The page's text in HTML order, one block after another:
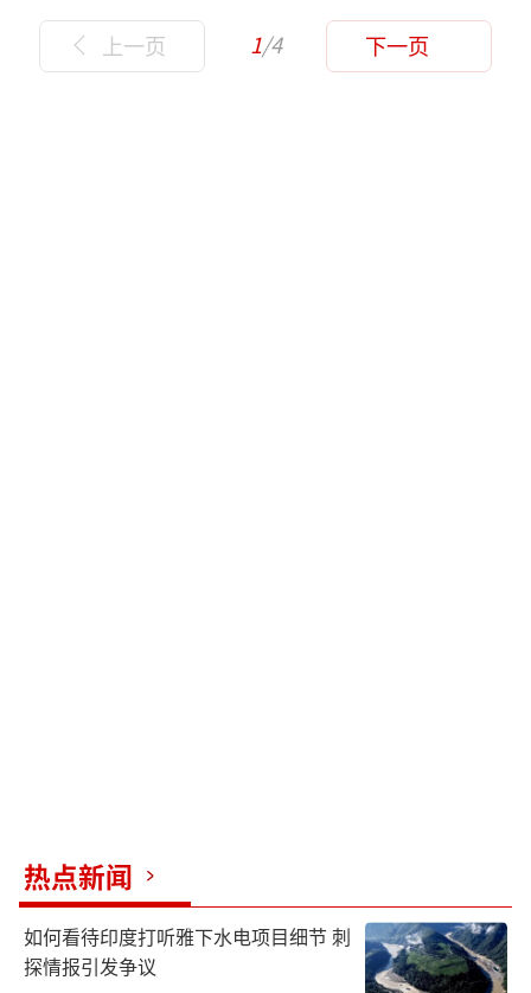
上一页 1/4 下一页
热点新闻
如何看待印度打听雅下水电项目细节 刺
探情报引发争议